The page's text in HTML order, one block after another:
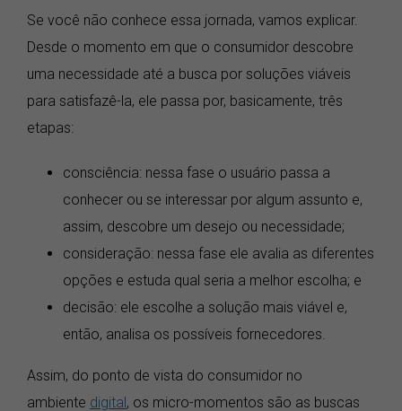
Se você não conhece essa jornada, vamos explicar.
Desde o momento em que o consumidor descobre
uma necessidade até a busca por soluções viáveis
para satisfazê-la, ele passa por, basicamente, três
etapas:
consciência: nessa fase o usuário passa a
conhecer ou se interessar por algum assunto e,
assim, descobre um desejo ou necessidade;
consideração: nessa fase ele avalia as diferentes
opções e estuda qual seria a melhor escolha; e
decisão: ele escolhe a solução mais viável e,
então, analisa os possíveis fornecedores.
Assim, do ponto de vista do consumidor no
ambiente digital, os micro-momentos são as buscas